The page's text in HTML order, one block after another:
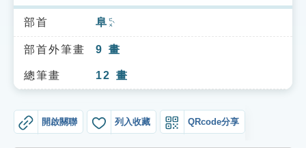
索引選單
知識索引
單字索引
部首 阜 ㄈㄨˋ
部首外筆畫 9 畫
總筆畫 12 畫
開啟關聯 列入收藏 QRcode分享